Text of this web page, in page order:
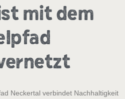
mit dem
Neckertal verbindet Nachhaltigkeit